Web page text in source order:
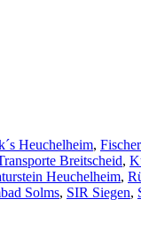
Heuchelheim,
Breitscheid,
Heuchelheim,
Solms, SIR Siegen,